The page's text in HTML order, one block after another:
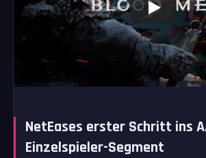
NetEases erster Schritt ins
Einzelspieler-Segment